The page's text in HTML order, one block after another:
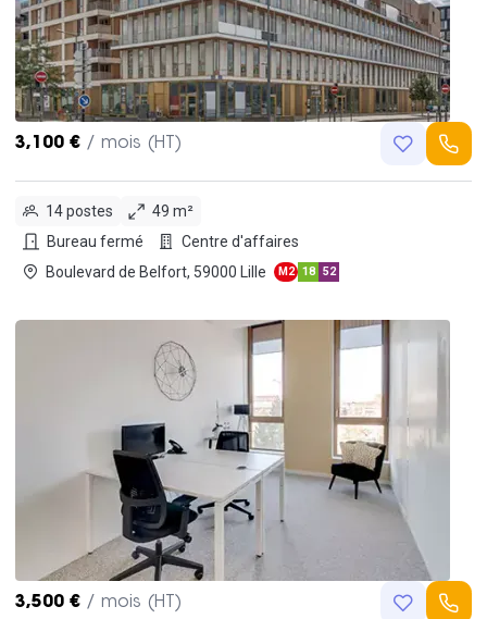
3,100 € / mois (HT)
14 postes
49 m²
Bureau fermé
Centre d'affaires
Boulevard de Belfort, 59000 Lille
M2 18 52
3,500 € / mois (HT)